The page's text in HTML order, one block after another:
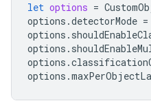
let options =
options .detectorMode =
options .
options .
options .
options .